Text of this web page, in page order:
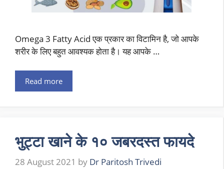
Omega 3 Fatty Acid एक प्रकार का विटामिन है, जो आपके
शरीर के लिए बहुत आवश्यक होता है। यह आपके …
Read more
भुट्टा खाने के १० जबरदस्त फायदे
28 August 2021 by Dr Paritosh Trivedi